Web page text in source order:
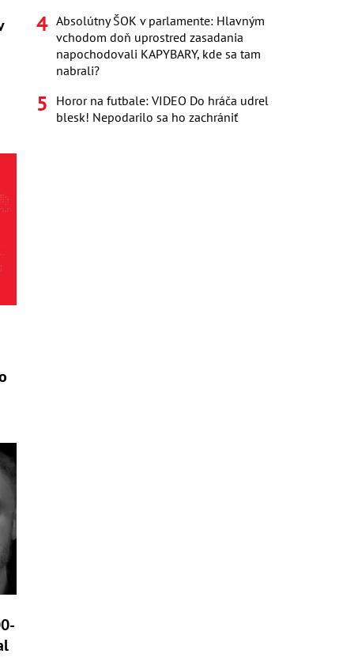
Absolútny ŠOK v parlamente: Hlavným
vchodom doň uprostred zasadania
napochodovali KAPYBARY, kde sa tam
nabrali?
Horor na futbale: VIDEO Do hráča udrel
blesk! Nepodarilo sa ho zachrániť